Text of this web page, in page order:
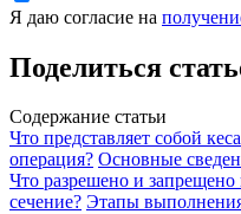
Я даю согласие на
Поделиться
Содержание статьи
Что представляет собой
операция? Основные
Что разрешено и запрещено
сечение? Этапы